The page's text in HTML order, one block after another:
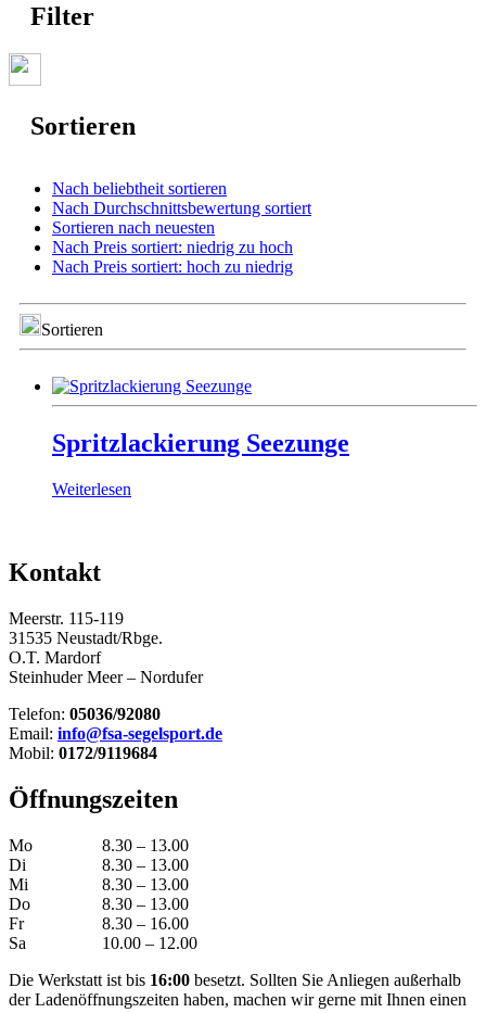
Filter
Sortieren
Nach beliebtheit sortieren
Nach Durchschnittsbewertung sortiert
Sortieren nach neuesten
Nach Preis sortiert: niedrig zu hoch
Nach Preis sortiert: hoch zu niedrig
Sortieren
Spritzlackierung Seezunge
Weiterlesen
Kontakt
Meerstr. 115-119
31535 Neustadt/Rbge.
O.T. Mardorf
Steinhuder Meer – Nordufer
Telefon: 05036/92080
Email: info@fsa-segelsport.de
Mobil: 0172/9119684
Öffnungszeiten
Mo
8.30 – 13.00
Di
8.30 – 13.00
Mi
8.30 – 13.00
Do
8.30 – 13.00
Fr
8.30 – 16.00
Sa
10.00 – 12.00
Die Werkstatt ist bis 16:00 besetzt. Sollten Sie Anliegen außerhalb
der Ladenöffnungszeiten haben, machen wir gerne mit Ihnen einen